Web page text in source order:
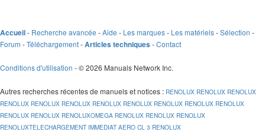
Accueil- Recherche avancée -Aide - Les marques- Les matériels-Sélection -
Forum -Téléchargement-Articles techniques -Contact
Conditions d'utilisation - © 2026 Manuals Network Inc.
Autres recherches récentes de manuels et notices : RENOLUX RENOLUX RENOLUX
RENOLUX RENOLUX RENOLUX RENOLUX RENOLUX RENOLUX RENOLUX RENOLUX
RENOLUX RENOLUX RENOLUXOMEGA RENOLUX RENOLUX RENOLUX
RENOLUXTELECHARGEMENT IMMEDIAT AERO CL 3 RENOLUX